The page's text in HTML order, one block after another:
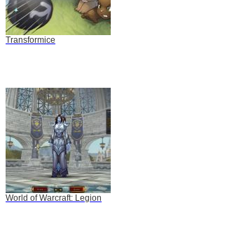
Transformice
World of Warcraft: Legion